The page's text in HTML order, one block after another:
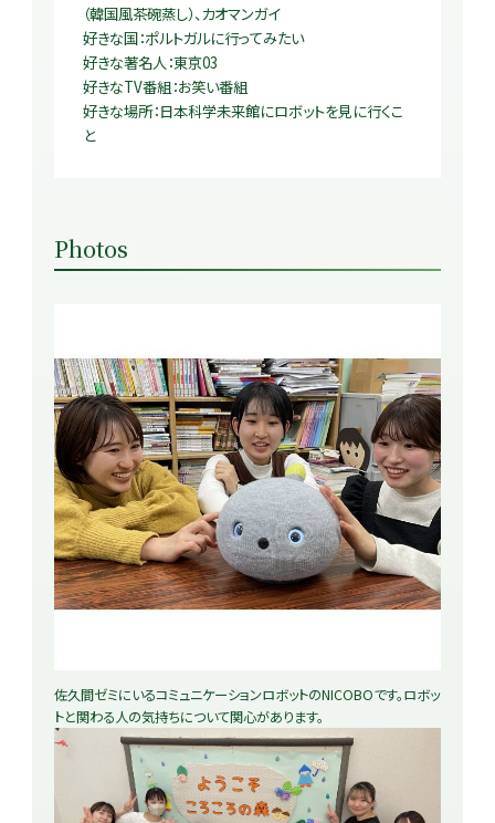
（韓国風茶碗蒸し）、カオマンガイ
好きな国：ポルトガルに行ってみたい
好きな著名人：東京03
好きなTV番組：お笑い番組
好きな場所：日本科学未来館にロボットを見に行くこ
と
Photos
佐久間ゼミにいるコミュニケーションロボットのNICOBOです。ロボッ
トと関わる人の気持ちについて関心があります。